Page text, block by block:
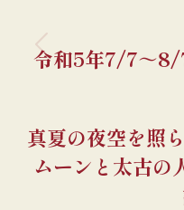
稿
ナ
ー
シ
令和5年7/7～8/
真夏の夜空を照
ムーンと太古の